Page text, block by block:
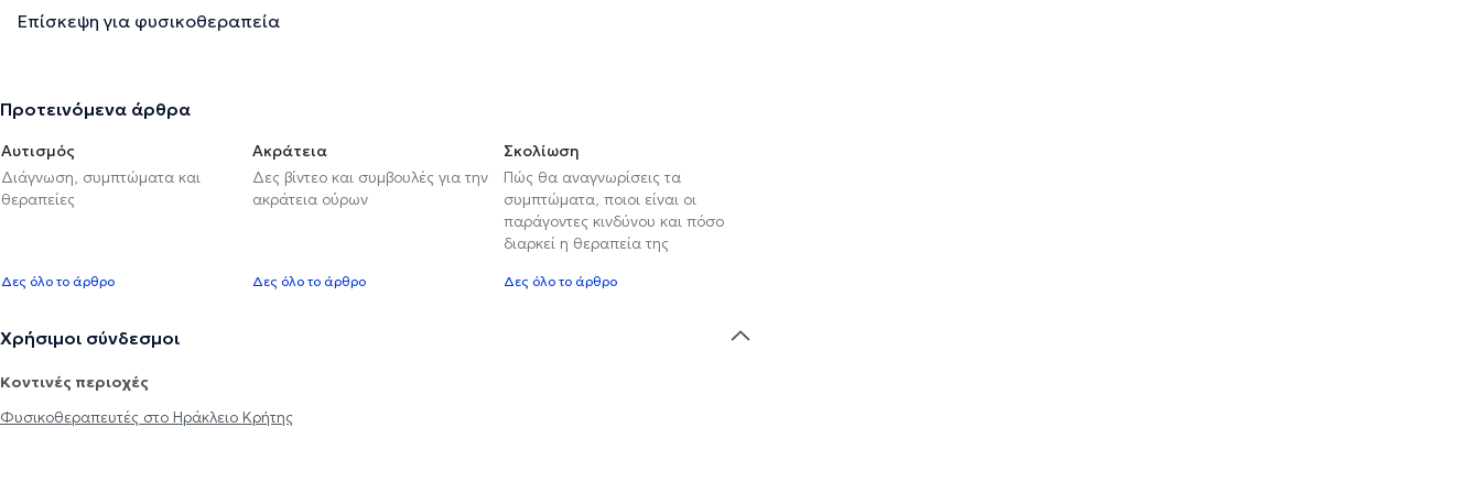
Επίσκεψη για φυσικοθεραπεία
Προτεινόμενα άρθρα
Αυτισμός
Διάγνωση, συμπτώματα και
θεραπείες
Δες όλο το άρθρο
Ακράτεια
Δες βίντεο και συμβουλές για την
ακράτεια ούρων
Δες όλο το άρθρο
Σκολίωση
Πώς θα αναγνωρίσεις τα
συμπτώματα, ποιοι είναι οι
παράγοντες κινδύνου και πόσο
διαρκεί η θεραπεία της
Δες όλο το άρθρο
Χρήσιμοι σύνδεσμοι
Κοντινές περιοχές
Φυσικοθεραπευτές στο Ηράκλειο Κρήτης